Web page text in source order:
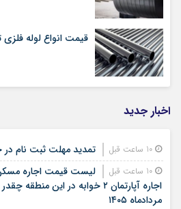
قیمت انواع لوله فلزی تیر ۱۴۰۵
اخبار جدید
تمدید مهلت ثبت نام
لیست قیمت اجاره
اجاره آپارتمان ۲ خوابه در این
مردادماه ۱۴۰۵